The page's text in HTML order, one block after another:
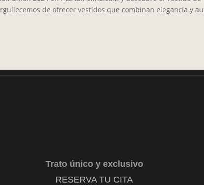
de ofrecer vestidos que combinan elegancia y
Trato único y exclusivo
RESERVA TU CITA